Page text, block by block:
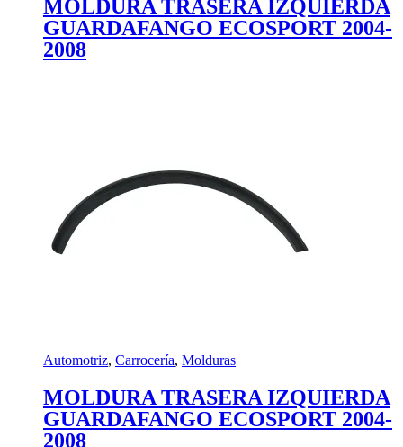
MOLDURA TRASERA IZQUIERDA
GUARDAFANGO ECOSPORT 2004-
2008
Automotriz, Carrocería, Molduras
MOLDURA TRASERA IZQUIERDA
GUARDAFANGO ECOSPORT 2004-
2008